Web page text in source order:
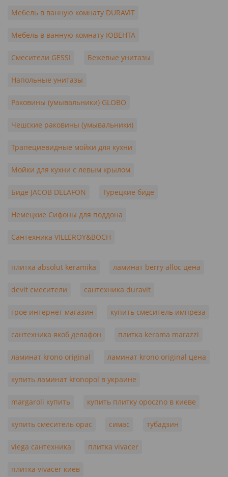
Мебель в ванную комнату DURAVIT
Мебель в ванную комнату ЮВЕНТА
Смесители GESSI Бежевые унитазы
Напольные унитазы
Раковины (умывальники) GLOBO
Чешские раковины (умывальники)
Трапециевидные мойки для кухни
Мойки для кухни с левым крылом
Биде JACOB DELAFON Турецкие биде
Немецкие Сифоны для поддона
Сантехника VILLEROY&BOCH
плитка absolut keramika ламинат berry alloc цена
devit смесители сантехника duravit
грое интернет магазин купить смеситель импреза
сантехника якоб делафон плитка kerama marazzi
ламинат krono original ламинат krono original цена
купить ламинат kronopol в украине
margaroli купить купить плитку opoczno в киеве
купить смеситель орас симас тубадзин
viega сантехника плитка vivacer
плитка vivacer киев